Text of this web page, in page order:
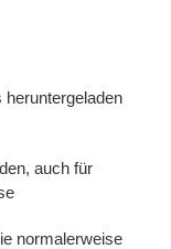
auch für
normalerweise